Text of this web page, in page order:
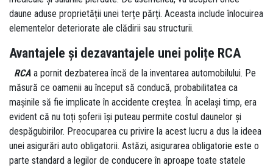
daune aduse proprietății unei terțe părți. Aceasta include înlocuirea
elementelor deteriorate ale clădirii sau structurii.
Avantajele și dezavantajele unei polițe RCA
RCA a pornit dezbaterea încă de la inventarea automobilului. Pe
măsură ce oamenii au început să conducă, probabilitatea ca
mașinile să fie implicate în accidente creștea. În același timp, era
evident că nu toți șoferii își puteau permite costul daunelor și
despăgubirilor. Preocuparea cu privire la acest lucru a dus la ideea
unei asigurări auto obligatorii. Astăzi, asigurarea obligatorie este o
parte standard a legilor de conducere în aproape toate statele